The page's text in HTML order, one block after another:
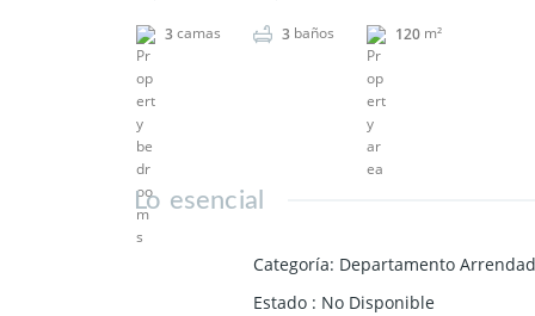
3camas 3 baños 120 m²
Lo esencial
Categoría: Departamento
Estado : No Disponible